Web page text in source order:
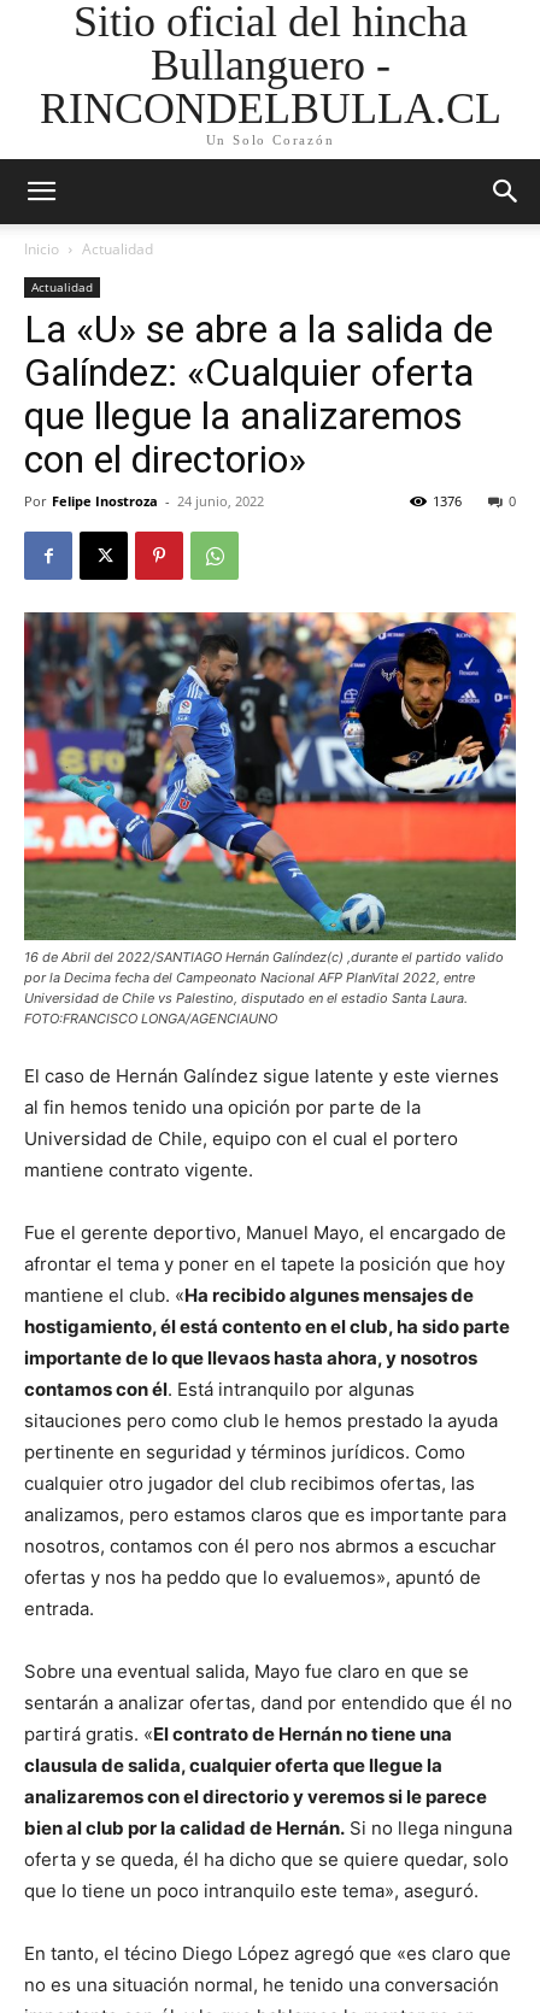
Sitio oficial del hincha
Bullanguero -
RINCONDELBULLA.CL
Un Solo Corazón
Inicio Actualidad
Actualidad
La «U» se abre a la salida de
Galíndez: «Cualquier oferta
que llegue la analizaremos
con el directorio»
Por Felipe Inostroza - 24 junio, 2022 0
1376
16 de Abril del 2022/SANTIAGO Hernán Galíndez(c) ,durante el partido valido
por la Decima fecha del Campeonato Nacional AFP PlanVital 2022, entre
Universidad de Chile vs Palestino, disputado en el estadio Santa Laura.
FOTO:FRANCISCO LONGA/AGENCIAUNO
El caso de Hernán Galíndez sigue latente y este viernes
al fin hemos tenido una opición por parte de la
Universidad de Chile, equipo con el cual el portero
mantiene contrato vigente.
Fue el gerente deportivo, Manuel Mayo, el encargado de
afrontar el tema y poner en el tapete la posición que hoy
mantiene el club. «Ha recibido algunes mensajes de
hostigamiento, él está contento en el club, ha sido parte
importante de lo que llevaos hasta ahora, y nosotros
contamos con él. Está intranquilo por algunas
sitauciones pero como club le hemos prestado la ayuda
pertinente en seguridad y términos jurídicos. Como
cualquier otro jugador del club recibimos ofertas, las
analizamos, pero estamos claros que es importante para
nosotros, contamos con él pero nos abrmos a escuchar
ofertas y nos ha peddo que lo evaluemos», apuntó de
entrada.
Sobre una eventual salida, Mayo fue claro en que se
sentarán a analizar ofertas, dand por entendido que él no
partirá gratis. «El contrato de Hernán no tiene una
clausula de salida, cualquier oferta que llegue la
analizaremos con el directorio y veremos si le parece
bien al club por la calidad de Hernán. Si no llega ninguna
oferta y se queda, él ha dicho que se quiere quedar, solo
que lo tiene un poco intranquilo este tema», aseguró.
En tanto, el técino Diego López agregó que «es claro que
no es una situación normal, he tenido una conversación